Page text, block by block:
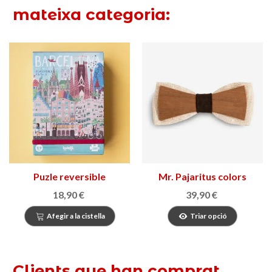
mateixa categoria:
Puzle reversible
Barcelona
18,90 €
Afegir a la cistella
Mr. Pajaritus colors
39,90 €
Triar opció